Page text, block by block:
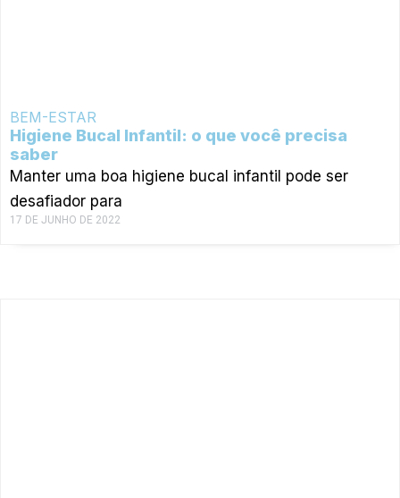
BEM-ESTAR
Higiene Bucal Infantil: o que você precisa
saber
Manter uma boa higiene bucal infantil pode ser
desafiador para
17 DE JUNHO DE 2022